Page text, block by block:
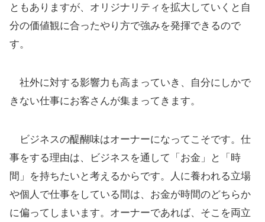
ともありますが、オリジナリティを拡大していくと自
分の価値観に合ったやり方で強みを発揮できるので
す。
社外に対する影響力も高まっていき、自分にしかで
きない仕事にお客さんが集まってきます。
ビジネスの醍醐味はオーナーになってこそです。仕
事をする理由は、ビジネスを通して「お金」と「時
間」を持ちたいと考えるからです。人に養われる立場
や個人で仕事をしている間は、お金が時間のどちらか
に偏ってしまいます。オーナーであれば、そこを両立